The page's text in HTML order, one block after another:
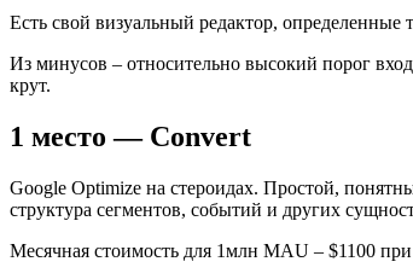
Есть свой визуальный редактор,
Из минусов – относительно высокий порог
крут.
1 место — Convert
Google Optimize на стероидах. Простой,
структура сегментов, событий и других
Месячная стоимость для 1млн MAU – $1100